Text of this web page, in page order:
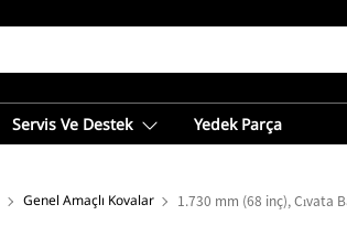
Servis Ve Destek Yedek Parça
Genel Amaçlı Kovalar 1.730 mm (68 inç), Cıvata